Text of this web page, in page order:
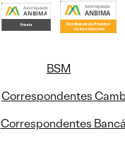
BSM
Correspondentes
Correspondentes